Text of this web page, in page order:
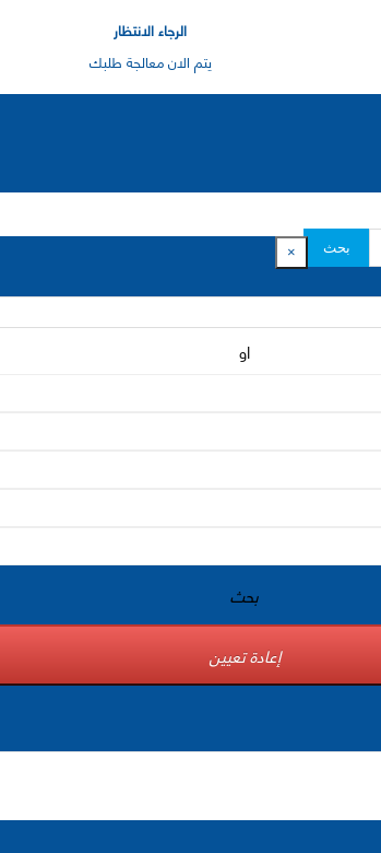
الرجاء الانتظار
يتم الان معالجة طلبك
بحث ×
او
بحث
إعادة تعيين